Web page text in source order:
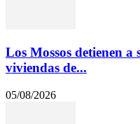
Los Mossos detienen a
viviendas de...
05/08/2026